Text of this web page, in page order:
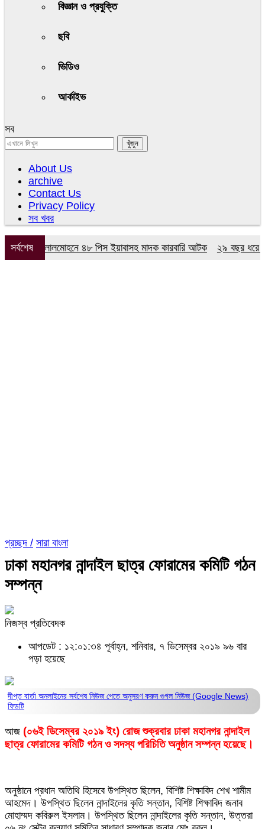
বিজ্ঞান ও প্রযুক্তি
ছবি
ভিডিও
আর্কাইভ
সব
About Us
archive
Contact Us
Privacy Policy
সব খবর
সর্বশেষলালমোহনে ৪৮ পিস ইয়াবাসহ মাদক কারবারি আটক ২৯ বছর ধরে নেই
প্রচ্ছদ / সারা বাংলা
ঢাকা মহানগর নান্দাইল ছাত্র ফোরামের কমিটি গঠন
সম্পন্ন
নিজস্ব প্রতিবেদক
আপডেট : ১২:০১:৩৪ পূর্বাহ্ন, শনিবার, ৭ ডিসেম্বর ২০১৯ ৯৬ বার
পড়া হয়েছে
দীপ্ত বার্তা অনলাইনের সর্বশেষ নিউজ পেতে অনুসরণ করুনগুগল নিউজ (Google News)
ফিডটি
আজ (০৬ই ডিসেম্বর ২০১৯ ইং) রোজ শুক্রবার ঢাকা মহানগর নান্দাইল
ছাত্র ফোরামের কমিটি গঠন ও সদস্য পরিচিতি অনুষ্ঠান সম্পন্ন হয়েছে।
অনুষ্ঠানে প্রধান অতিথি হিসেবে উপস্থিত ছিলেন, বিশিষ্ট শিক্ষাবিদ শেখ শামীম
আহমেদ। উপস্থিত ছিলেন নান্দাইলের কৃতি সন্তান, বিশিষ্ট শিক্ষাবিদ জনাব
মোহাম্মদ কবিরুল ইসলাম। উপস্থিত ছিলেন নান্দাইলের কৃতি সন্তান, উত্তরা